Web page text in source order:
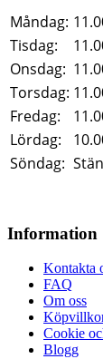
Måndag:
Tisdag:
Onsdag:
Torsdag:
Fredag:
Lördag:
Söndag:
Information
Kontakta
FAQ
Om oss
Cookie
Blogg